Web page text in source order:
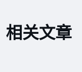
相关文章